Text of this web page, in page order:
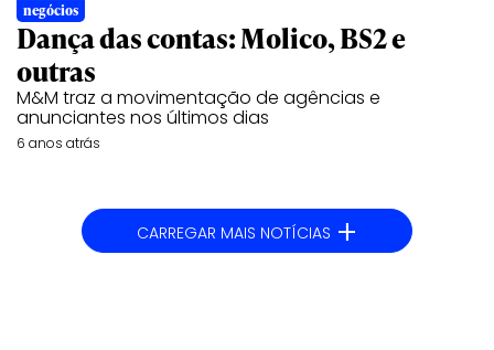
negócios
Dança das contas: Molico, BS2 e
outras
M&M traz a movimentação de agências e
anunciantes nos últimos dias
6 anos atrás
CARREGAR MAIS NOTÍCIAS +